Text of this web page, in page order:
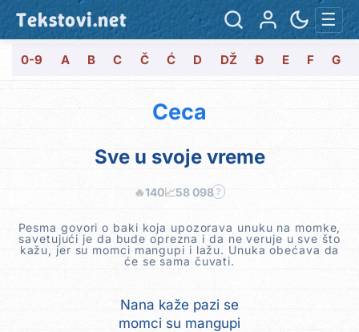
Tekstovi.net ☰
0-9 A B C Č Ć D DŽ Đ E F G
Ceca
Sve u svoje vreme
🔥140📈58 098 ?
Pesma govori o baki koja upozorava unuku na momke,
savetujući je da bude oprezna i da ne veruje u sve što
kažu, jer su momci mangupi i lažu. Unuka obećava da
će se sama čuvati.
Nana kaže pazi se
momci su mangupi